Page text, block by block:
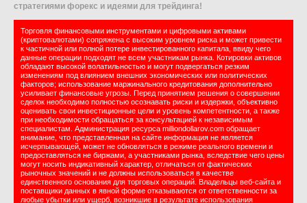
стратегиями форекс и идеями для трейдинга!
Торговля финансовыми инструментами и цифровыми активами
(криптовалютами) сопряжена с высоким уровнем риска и может привести
к частичной или полной потере инвестированного капитала, ввиду чего
данные операции подходят не всем участникам рынка. Котировки активов
обладают высокой волатильностью и могут подвергаться резким
изменениям под влиянием внешних экономических или политических
факторов; использование маржинального кредитования дополнительно
усиливает финансовые угрозы. Перед принятием решения о совершении
сделок необходимо полностью осознавать риски и издержки, объективно
оценивать свои инвестиционные цели и уровень компетентности, а также
при необходимости обращаться за консультацией к независимым
специалистам. Администрация ресурса milliondollarov.com обращает
внимание, что представленная на сайте информация не является
исчерпывающей, может не обновляться в режиме реального времени и
предоставляться не биржами, а участниками рынка, вследствие чего цены
могут носить индикативный характер, отличаться от фактических
рыночных значений и не должны использоваться в качестве
единственного основания для торговых операций. Владельцы веб-сайта и
поставщики данных в явной форме отказываются от ответственности за
любые убытки или ущерб, возникшие в результате использования